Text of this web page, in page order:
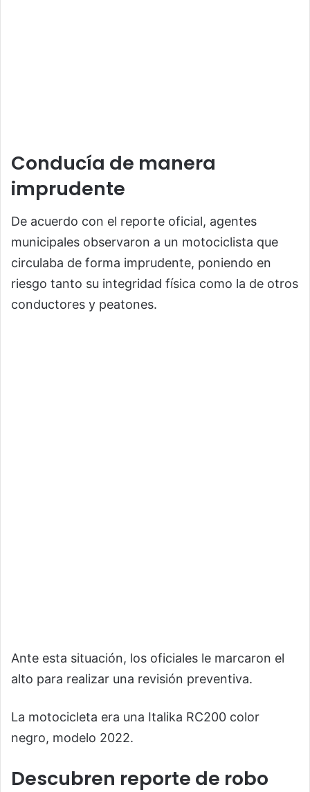
Conducía de manera
imprudente
De acuerdo con el reporte oficial, agentes
municipales observaron a un motociclista que
circulaba de forma imprudente, poniendo en
riesgo tanto su integridad física como la de otros
conductores y peatones.
Ante esta situación, los oficiales le marcaron el
alto para realizar una revisión preventiva.
La motocicleta era una Italika RC200 color
negro, modelo 2022.
Descubren reporte de robo